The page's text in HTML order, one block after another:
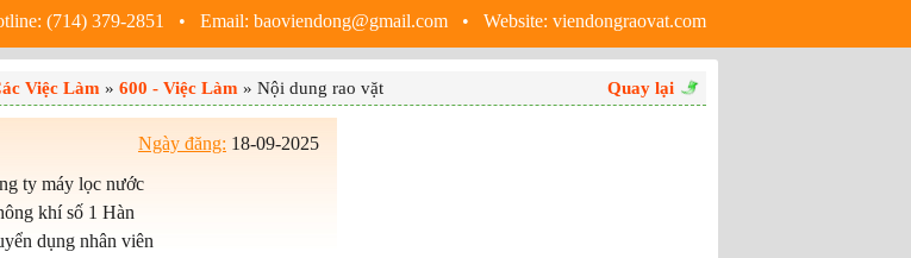
(714) 379-2851 • Email: baoviendong@gmail.com • Website: viendongraovat.com
Việc Làm » 600 - Việc Làm » Nội dung rao vặt Quay lại
Ngày đăng: 18-09-2025
ty máy lọc nước
khí số 1 Hàn
dụng nhân viên